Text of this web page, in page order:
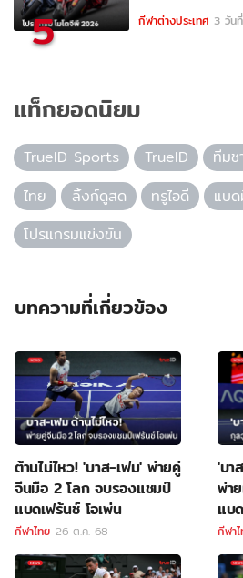
5 กีฬาต่างประเทศ 3 วัน
แท็กยอดนิยม
TrueID Sports TrueID ทีมช
ไทย
ลิ้งก์ดูสด ทรูไอดี แบ
โปรแกรมแข่งขัน
บทความที่เกี่ยวข้อง
ต้านไม่ไหว! 'บาส-เฟม' พ่ายคู่
จีนมือ 2 โลก จบรองแชมป์
แบดเฟร้นช์ โอเพ่น
กีฬาไทย 26 ต.ค. 68
'บา
พ่า
แบ
กีฬา